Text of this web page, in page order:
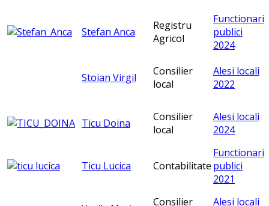
Stefan Anca
Registru
Agricol
Functionari
publici
2024
Stoian Virgil
Consilier
local
Alesi locali
2022
Ticu Doina
Consilier
local
Alesi locali
2024
Ticu Lucica Contabilitate
Functionari
publici
2021
Consilier
Alesi locali